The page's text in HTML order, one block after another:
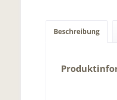
Beschreibung